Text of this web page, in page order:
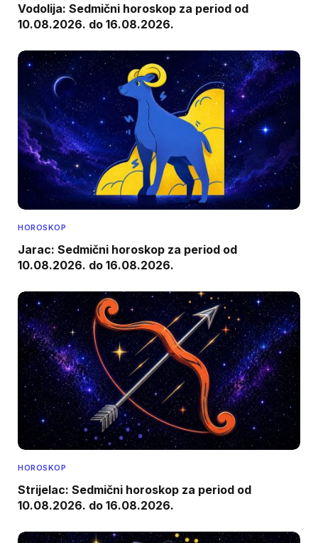
Vodolija: Sedmični horoskop za period od
10.08.2026. do 16.08.2026.
HOROSKOP
Jarac: Sedmični horoskop za period od
10.08.2026. do 16.08.2026.
HOROSKOP
Strijelac: Sedmični horoskop za period od
10.08.2026. do 16.08.2026.